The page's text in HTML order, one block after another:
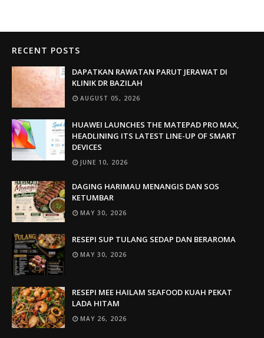
RECENT POSTS
DAPATKAN RAWATAN PARUT JERAWAT DI
KLINIK DR BAZILAH
AUGUST 05, 2026
HUAWEI LAUNCHES THE MATEPAD PRO MAX,
HEADLINING ITS LATEST LINE-UP OF SMART
DEVICES
JUNE 10, 2026
DAGING HARIMAU MENANGIS DAN SOS
KETUMBAR
MAY 30, 2026
RESEPI SUP TULANG SEDAP DAN BERAROMA
MAY 30, 2026
RESEPI MEE HAILAM SEAFOOD KUAH PEKAT
LADA HITAM
MAY 26, 2026